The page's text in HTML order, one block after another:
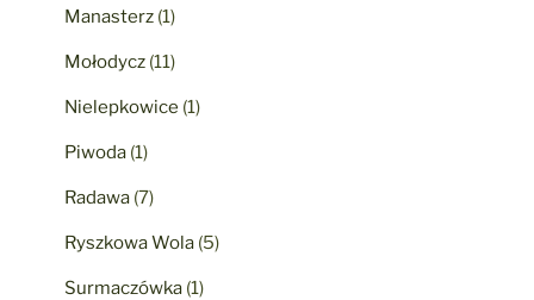
Manasterz (1)
Mołodycz (11)
Nielepkowice (1)
Piwoda (1)
Radawa (7)
Ryszkowa Wola (5)
Surmaczówka (1)